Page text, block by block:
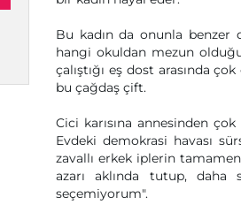
Bu kadın da onunla benzer
hangi okuldan mezun
çalıştığı eş dost arasında
bu çağdaş çift.
Cici karısına annesinden
Evdeki demokrasi havası
zavallı erkek iplerin
azarı aklında tutup, daha
seçemiyorum".